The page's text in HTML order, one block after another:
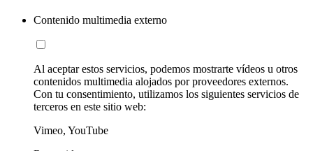
Contenido multimedia externo
Al aceptar estos servicios, podemos mostrarte vídeos u otros
contenidos multimedia alojados por proveedores externos.
Con tu consentimiento, utilizamos los siguientes servicios de
terceros en este sitio web:
Vimeo, YouTube